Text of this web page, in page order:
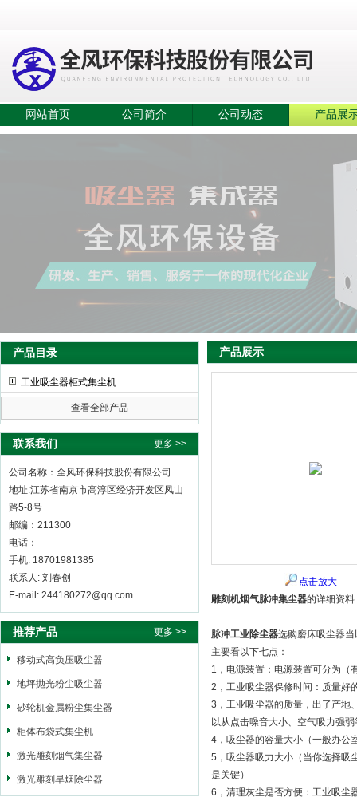
网站首页 公司简介 公司动态 产品展
产品目录
工业吸尘器柜式集尘机
查看全部产品
联系我们 更多 >>
公司名称：全风环保科技股份有限公司
地址:江苏省南京市高淳区经济开发区凤山
路5-8号
邮编：211300
电话：
手机: 18701981385
联系人: 刘春创
E-mail: 244180272@qq.com
推荐产品 更多 >>
移动式高负压吸尘器
地坪抛光粉尘吸尘器
砂轮机金属粉尘集尘器
柜体布袋式集尘机
激光雕刻烟气集尘器
激光雕刻旱烟除尘器
产品展示
点击放大
雕刻机烟气脉冲集尘器的详细资料
脉冲工业除尘器选购磨床吸尘器
主要看以下七点：
1，电源装置：电源装置可分为（
2，工业吸尘器保修时间：质量好
3，工业吸尘器的质量，出了产地
以从点击噪音大小、空气吸力强
4，吸尘器的容量大小（一般办公
5，吸尘器吸力大小（当你选择吸
是关键）
6，清理灰尘是否方便：工业吸尘